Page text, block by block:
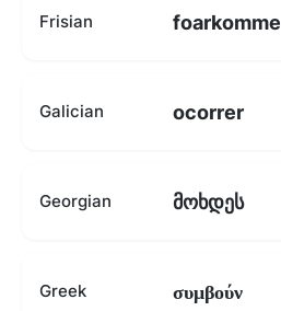
Frisian foarkomme
Galician ocorrer
Georgian მოხდეს
Greek συμβούν